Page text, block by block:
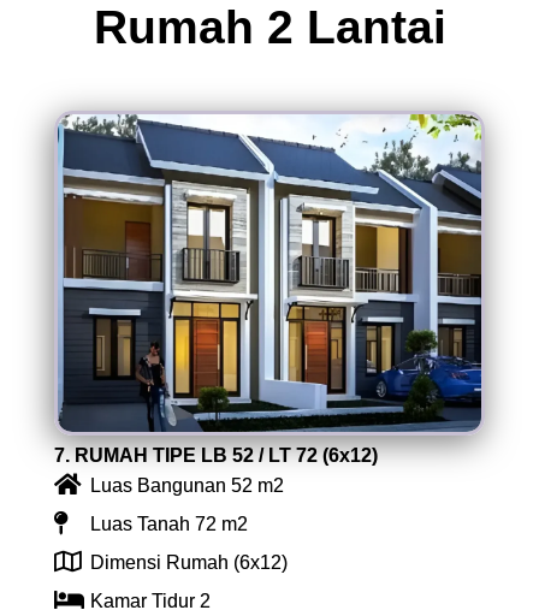
Rumah 2 Lantai
7. RUMAH TIPE LB 52 / LT 72 (6x12)
Luas Bangunan 52 m2
Luas Tanah 72 m2
Dimensi Rumah (6x12)
Kamar Tidur 2